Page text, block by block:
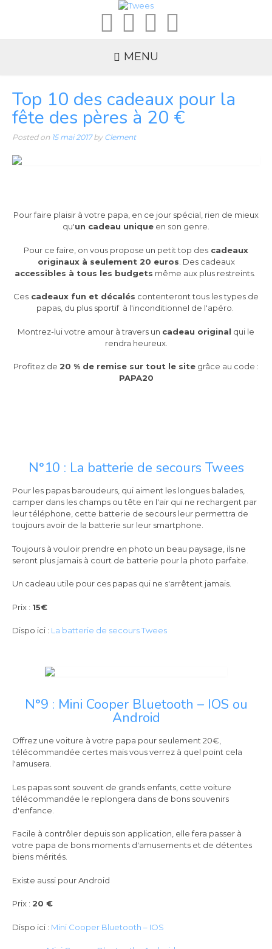
MENU
Top 10 des cadeaux pour la
fête des pères à 20 €
Posted on 15 mai 2017by Clement
Pour faire plaisir à votre papa, en ce jour spécial, rien de mieux
qu'un cadeau unique en son genre.
Pour ce faire, on vous propose un petit top des cadeaux
originaux à seulement 20 euros . Des cadeaux
accessibles à tous les budgets même aux plus restreints.
Ces cadeaux fun et décalés contenteront tous les types de
papas, du plus sportif à l'inconditionnel de l'apéro.
Montrez-lui votre amour à travers un cadeau original qui le
rendra heureux.
Profitez de 20 % de remise sur tout le site grâce au code :
PAPA20
N°10 : La batterie de secours Twees
Pour les papas baroudeurs, qui aiment les longues balades,
camper dans les champs ou tête en l'air qui ne rechargent par
leur téléphone, cette batterie de secours leur permettra de
toujours avoir de la batterie sur leur smartphone.
Toujours à vouloir prendre en photo un beau paysage, ils ne
seront plus jamais à court de batterie pour la photo parfaite.
Un cadeau utile pour ces papas qui ne s'arrêtent jamais.
Prix : 15€
Dispo ici : La batterie de secours Twees
N°9 : Mini Cooper Bluetooth – IOS ou
Android
Offrez une voiture à votre papa pour seulement 20€,
télécommandée certes mais vous verrez à quel point cela
l'amusera.
Les papas sont souvent de grands enfants, cette voiture
télécommandée le replongera dans de bons souvenirs
d'enfance.
Facile à contrôler depuis son application, elle fera passer à
votre papa de bons moments d'amusements et de détentes
biens mérités.
Existe aussi pour Android
Prix : 20 €
Dispo ici : Mini Cooper Bluetooth – IOS